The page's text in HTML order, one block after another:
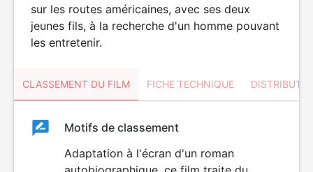
sur les routes américaines, avec ses deux
jeunes fils, à la recherche d'un homme pouvant
les entretenir.
CLASSEMENT DU FILM FICHE TECHNIQUE
ClassementClassement
Motifs de classement
Adaptation à l'écran d'un roman